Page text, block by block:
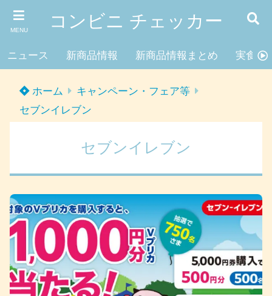
MENU コンビニ チェッカー
ニュース 新商品情報 新商品情報まとめ 実食レ
ホーム
キャンペーン・フェア等
セブンイレブン
セブンイレブン